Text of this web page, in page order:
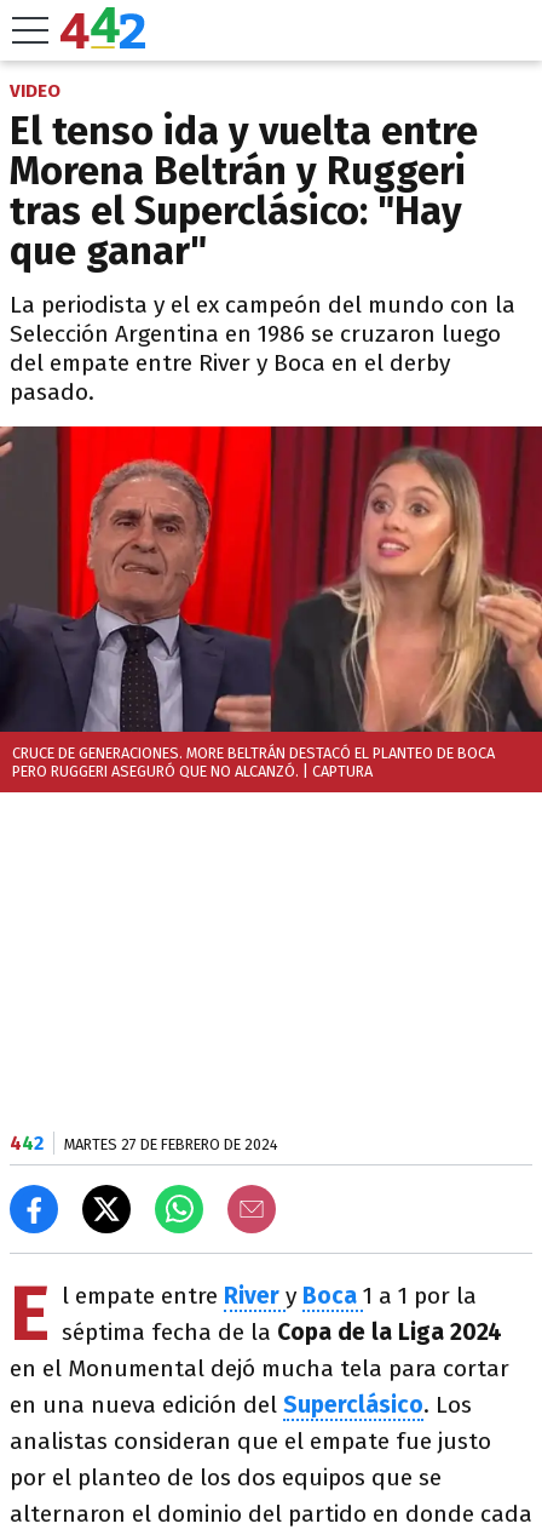
VIDEO
El tenso ida y vuelta entre
Morena Beltrán y Ruggeri
tras el Superclásico: "Hay
que ganar"
La periodista y el ex campeón del mundo con la
Selección Argentina en 1986 se cruzaron luego
del empate entre River y Boca en el derby
pasado.
CRUCE DE GENERACIONES. MORE BELTRÁN DESTACÓ EL PLANTEO DE BOCA
PERO RUGGERI ASEGURÓ QUE NO ALCANZÓ. | CAPTURA
442 MARTES 27 DE FEBRERO DE 2024
E l empate entre River y Boca 1 a 1 por la
séptima fecha de la Copa de la Liga 2024
en el Monumental dejó mucha tela para cortar
en una nueva edición del Superclásico. Los
analistas consideran que el empate fue justo
por el planteo de los dos equipos que se
alternaron el dominio del partido en donde cada